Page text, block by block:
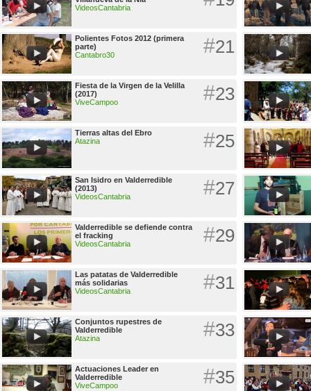
VideosCantabria
#21
Polientes Fotos 2012 (primera
parte)
Cantabro30
#23
Fiesta de la Virgen de la Velilla
(2017)
ViveCampoo
#25
Tierras altas del Ebro
Atazina
#27
San Isidro en Valderredible
(2013)
VideosCantabria
#29
Valderredible se defiende contra
el fracking
VideosCantabria
#31
Las patatas de Valderredible
más solidarias
VideosCantabria
#33
Conjuntos rupestres de
Valderredible
Atazina
#35
Actuaciones Leader en
Valderredible
ViveCampoo